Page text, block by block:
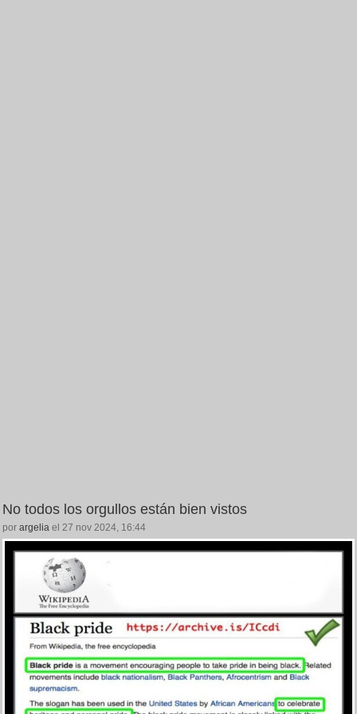
No todos los orgullos están bien vistos
por argelia el 27 nov 2024, 16:44